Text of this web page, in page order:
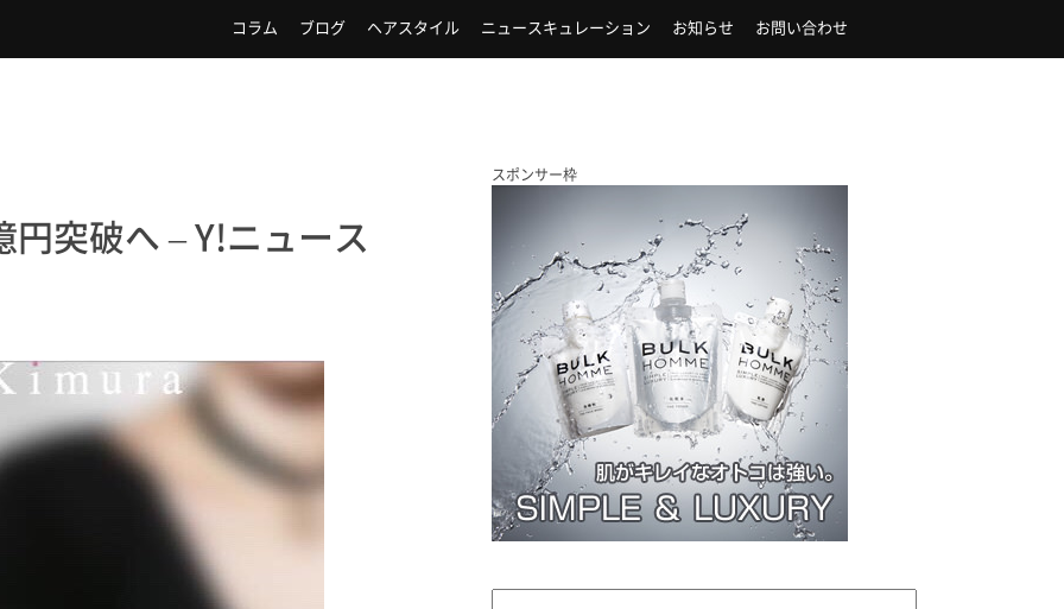
コラム ブログ ヘアスタイル ニュースキュレーション お知らせ お問い合わせ
突破へ – Y!ニュース
スポンサー枠